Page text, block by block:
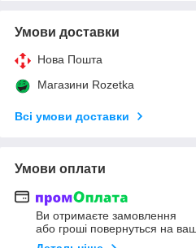
Умови доставки
Нова Пошта
Магазини Rozetka
Всі умови доставки
Умови оплати
Ви отримаєте замовлення
або гроші повернуться на